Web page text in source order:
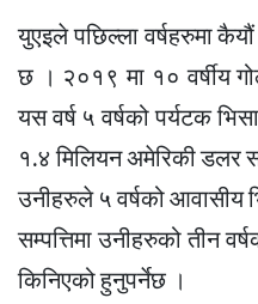
युएइले पछिल्ला वर्षहरुमा
छ । २०१९ मा १० वर्षीय
यस वर्ष ५ वर्षको पर्यटक
१.४ मिलियन अमेरिकी डलर
उनीहरुले ५ वर्षको आवासीय
सम्पत्तिमा उनीहरुको तीन
किनिएको हुनुपर्नेछ ।